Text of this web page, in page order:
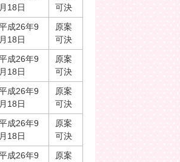
月18日
可決
成26年9
月18日
原案
可決
成26年9
月18日
原案
可決
成26年9
月18日
原案
可決
成26年9
月18日
原案
可決
成26年9
原案